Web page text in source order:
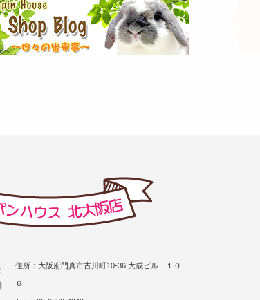
住所：大阪府門真市古川町10-36 大成ビル １０
６